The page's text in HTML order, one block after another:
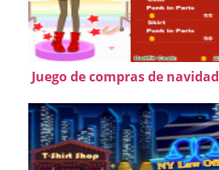
Juego de compras de navidad